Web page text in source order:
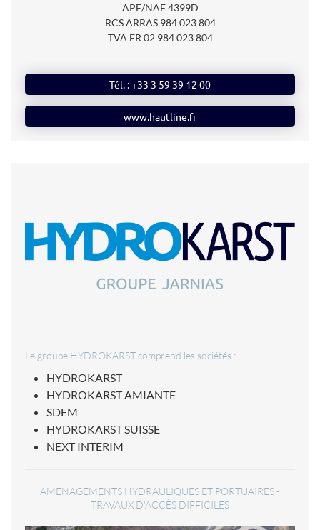
APE/NAF 4399D
RCS ARRAS 984 023 804
TVA FR 02 984 023 804
Tél. : +33 3 59 39 12 00
www.hautline.fr
Le groupe HYDROKARST comprend les sociétés :
HYDROKARST
HYDROKARST AMIANTE
SDEM
HYDROKARST SUISSE
NEXT INTERIM
AMÉNAGEMENTS HYDRAULIQUES ET PORTUAIRES -
TRAVAUX D'ACCÈS DIFFICILES